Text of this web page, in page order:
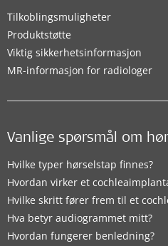
Tilkoblingsmuligheter
Produktstøtte
Viktig sikkerhetsinformasjon
MR-informasjon for radiologer
Vanlige spørsmål om
Hvilke typer hørselstap finnes?
Hvordan virker et
Hvilke skritt fører frem til et
Hva betyr audiogrammet mitt?
Hvordan fungerer benledning?